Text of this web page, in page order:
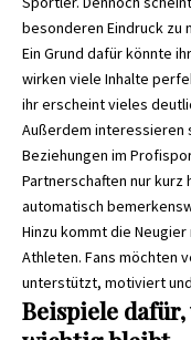
besonderen Eindruck zu
Ein Grund dafür könnte
wirken viele Inhalte
ihr erscheint vieles
Außerdem interessieren
Beziehungen im
Partnerschaften nur kurz
automatisch
Hinzu kommt die
Athleten. Fans möchten
unterstützt, motiviert
Beispiele